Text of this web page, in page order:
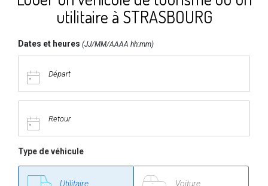
utilitaire à STRASBOURG
Dates et heures (JJ/MM/AAAA hh:mm)
Type de véhicule